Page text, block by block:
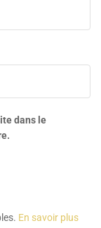
dans le
En savoir plus